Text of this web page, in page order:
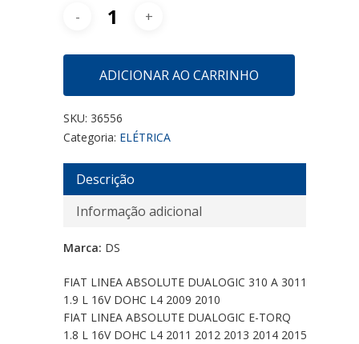
ADICIONAR AO CARRINHO
SKU: 36556
Categoria: ELÉTRICA
Descrição
Informação adicional
Marca: DS
FIAT LINEA ABSOLUTE DUALOGIC 310 A 3011
1.9 L 16V DOHC L4 2009 2010
FIAT LINEA ABSOLUTE DUALOGIC E-TORQ
1.8 L 16V DOHC L4 2011 2012 2013 2014 2015